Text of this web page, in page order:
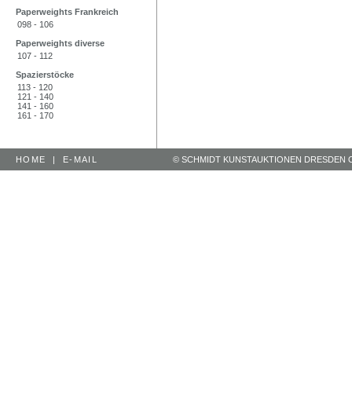
Paperweights Frankreich
098 - 106
Paperweights diverse
107 - 112
Spazierstöcke
113 - 120
121 - 140
141 - 160
161 - 170
HOME | E-MAIL © SCHMIDT KUNSTAUKTIONEN DRESDEN